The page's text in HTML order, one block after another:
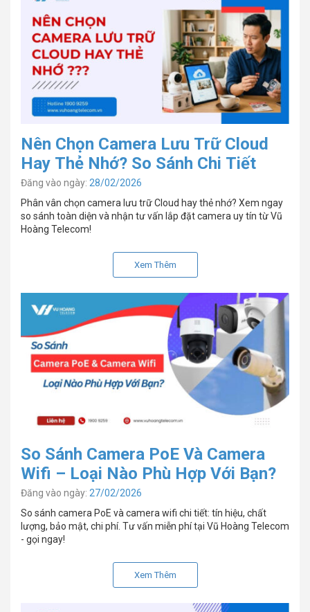
Nên Chọn Camera Lưu Trữ Cloud
Hay Thẻ Nhớ? So Sánh Chi Tiết
Đăng vào ngày: 28/02/2026
Phân vân chọn camera lưu trữ Cloud hay thẻ nhớ? Xem ngay
so sánh toàn diện và nhận tư vấn lắp đặt camera uy tín từ Vũ
Hoàng Telecom!
Xem Thêm
So Sánh Camera PoE Và Camera
Wifi – Loại Nào Phù Hợp Với Bạn?
Đăng vào ngày: 27/02/2026
So sánh camera PoE và camera wifi chi tiết: tín hiệu, chất
lượng, bảo mật, chi phí. Tư vấn miễn phí tại Vũ Hoàng Telecom
- gọi ngay!
Xem Thêm